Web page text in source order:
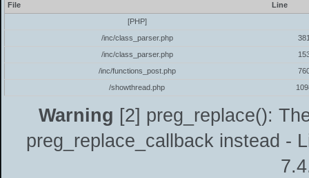
File
Line
[PHP]
/inc/class_parser.php
/inc/class_parser.php
/inc/functions_post.php
/showthread.php
Warning [2] preg_replace():
preg_replace_callback instead -